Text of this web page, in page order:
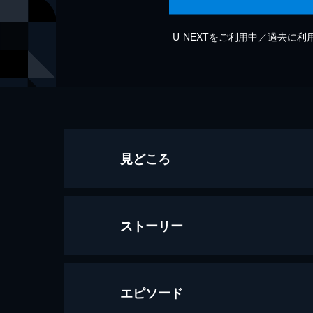
U-NEXTをご利用中／過去に利
見どころ
ストーリー
エピソード